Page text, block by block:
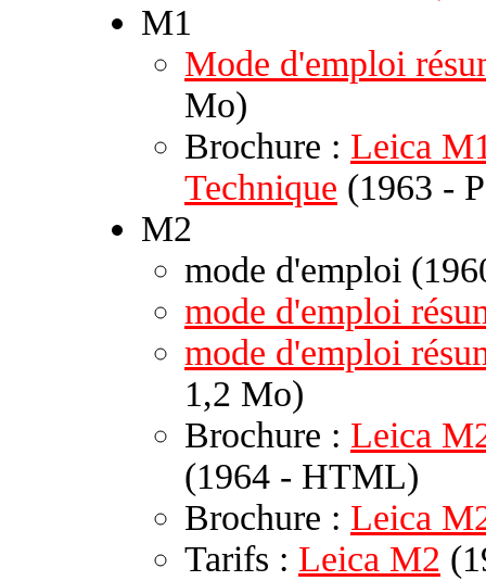
M1
Mode d'emploi
Mo)
Brochure : Leica
Technique (1963 -
M2
mode d'emploi
mode d'emploi
mode d'emploi
1,2 Mo)
Brochure : Leica
(1964 - HTML)
Brochure : Leica
Tarifs : Leica M2